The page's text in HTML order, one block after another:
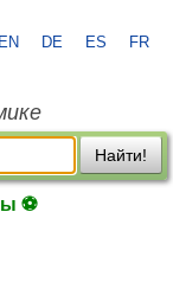
EN DE ES FR
Найти!
⚽